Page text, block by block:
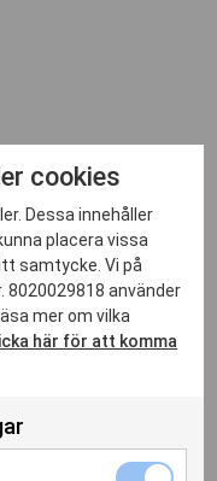
cookies
Dessa innehåller
placera vissa
samtycke. Vi på
använder
mer om vilka
här för att komma
Nödvändiga